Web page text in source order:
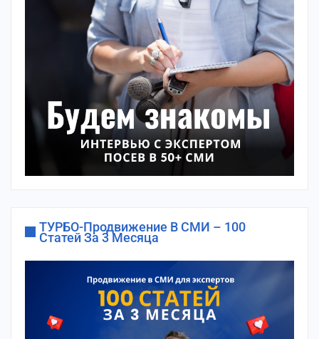
ТУРБО-Продвижение В СМИ – 100
Статей За 3 Месяца